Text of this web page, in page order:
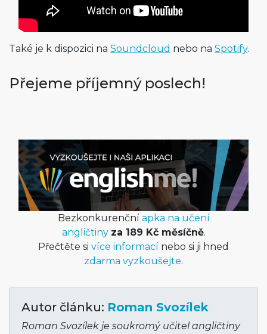
Také je k dispozici na Soundcloud nebo na Spotify.
Přejeme příjemný poslech!
Bezkonkurenční apka na učení
angličtiny za 189 Kč měsíčně.
Přečtěte si více informací nebo si ji hned
zdarma vyzkoušejte.
Autor článku: Roman Svozílek
Roman Svozílek je soukromý učitel angličtiny